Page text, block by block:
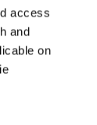
access
and
on